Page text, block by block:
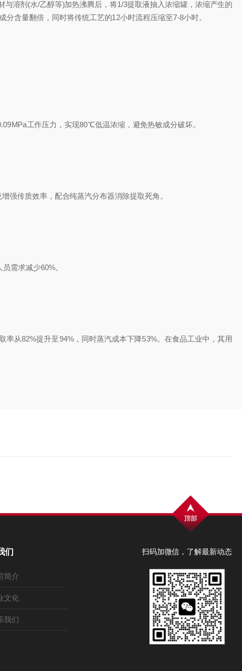
溶剂(水/乙醇等)加热沸腾后，将1/3提取液抽入浓缩罐，浓缩产生的
含量翻倍，同时将传统工艺的12小时流程压缩至7-8小时。
工作压力，实现80℃低温浓缩，避免热敏成分破坏。
传质效率，配合纯蒸汽分布器消除提取死角。
需求减少60%。
从82%提升至94%，同时蒸汽成本下降53%。在食品工业中，其用
扫码加微信，了解最新动态
们
简介
文化
我们